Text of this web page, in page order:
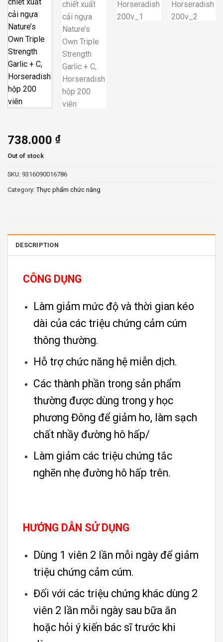
738.000 ₫
Out of stock
SKU: 9316090016786
Category: Thực phẩm chức năng
DESCRIPTION
CÔNG DỤNG
Làm giảm mức độ và thời gian kéo
dài của các triệu chứng cảm cúm
thông thường.
Hỗ trợ chức năng hệ miễn dịch.
Các thành phần trong sản phẩm
thường được dùng trong y học
phương Đông để giảm ho, làm sạch
chất nhầy đường hô hấp/
Làm giảm các triệu chứng tắc
nghẽn nhẹ đường hô hấp trên.
HƯỚNG DẪN SỬ DỤNG
Dùng 1 viên 2 lần mỗi ngày để giảm
triệu chứng cảm cúm.
Đối với các triệu chứng khác dùng 2
viên 2 lần mỗi ngày sau bữa ăn
hoặc hỏi ý kiến bác sĩ trước khi